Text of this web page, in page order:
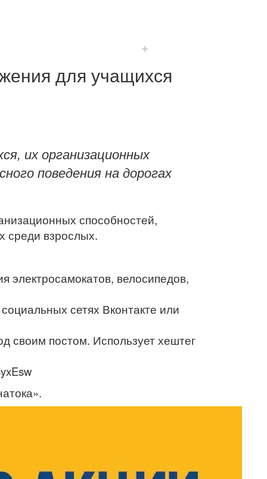
+
для учащихся
их организационных
поведения на дорогах
способностей,
среди взрослых.
электросамокатов, велосипедов,
сетях Вконтакте или
своим постом. Использует хештег